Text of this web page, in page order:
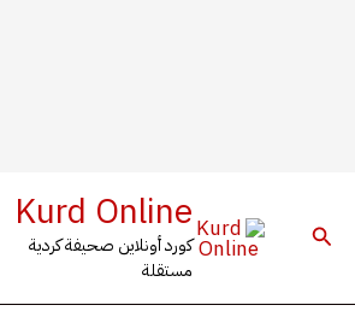
البحث Kurd Online
كورد أونلاين صحيفة كردية
مستقلة